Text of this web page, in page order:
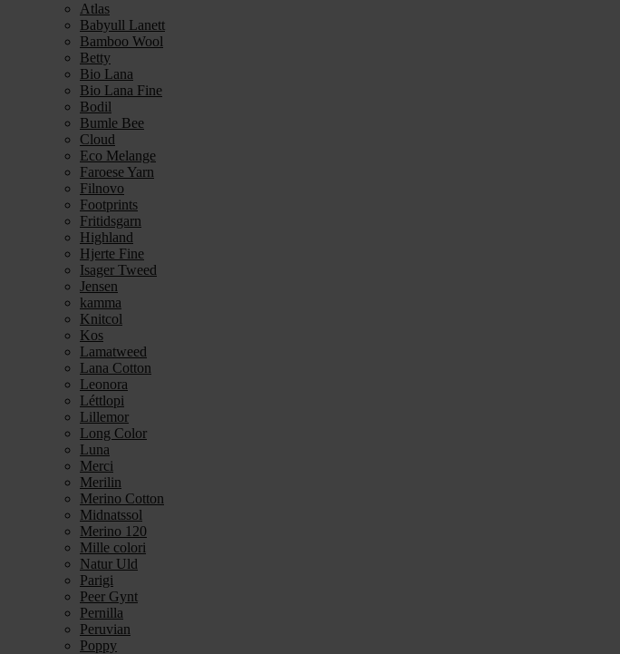
Atlas
Babyull Lanett
Bamboo Wool
Betty
Bio Lana
Bio Lana Fine
Bodil
Bumle Bee
Cloud
Eco Melange
Faroese Yarn
Filnovo
Footprints
Fritidsgarn
Highland
Hjerte Fine
Isager Tweed
Jensen
kamma
Knitcol
Kos
Lamatweed
Lana Cotton
Leonora
Léttlopi
Lillemor
Long Color
Luna
Merci
Merilin
Merino Cotton
Midnatssol
Merino 120
Mille colori
Natur Uld
Parigi
Peer Gynt
Pernilla
Peruvian
Poppy